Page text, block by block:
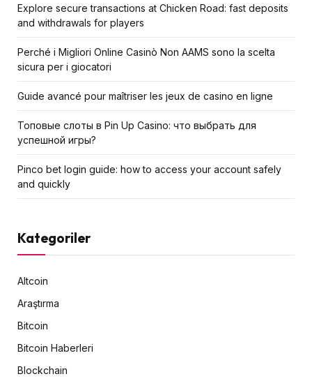
Explore secure transactions at Chicken Road: fast deposits
and withdrawals for players
Perché i Migliori Online Casinò Non AAMS sono la scelta
sicura per i giocatori
Guide avancé pour maîtriser les jeux de casino en ligne
Топовые слоты в Pin Up Casino: что выбрать для
успешной игры?
Pinco bet login guide: how to access your account safely
and quickly
Kategoriler
Altcoin
Araştırma
Bitcoin
Bitcoin Haberleri
Blockchain